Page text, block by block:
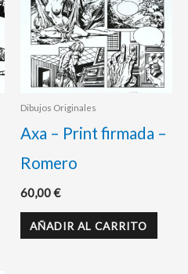
Dibujos Originales
Axa – Print firmada –
Romero
60,00€
AÑADIR AL CARRITO